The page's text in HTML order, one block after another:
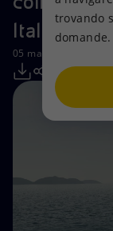
Persone e
Net Zero
Modello
Tecnologie per
Collaborazioni
Attività nel
Imprese
Mobilità
Italia
05 marzo 2025 -
trovando
domande.